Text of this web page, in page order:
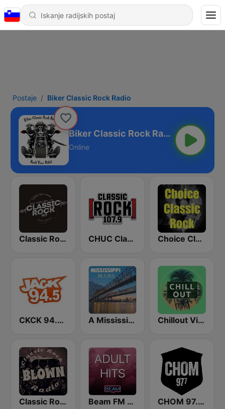
Postaje Biker Classic Rock Radio
Biker Classic Rock Radio
Online
Classic Rock 109 CHUC Classic Rock 107.9 FM Choice Classic Rock Radio
CKCK 94.5 Jack FM A Mississippi Blues Chillout Vibes
Classic Rock Blown Radio Beam FM - Adult Hits CHOM 97.7 FM